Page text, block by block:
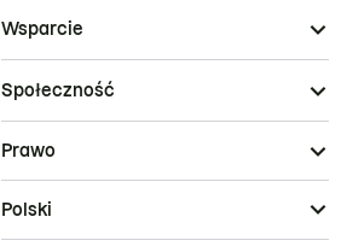
Wsparcie
Społeczność
Prawo
Polski